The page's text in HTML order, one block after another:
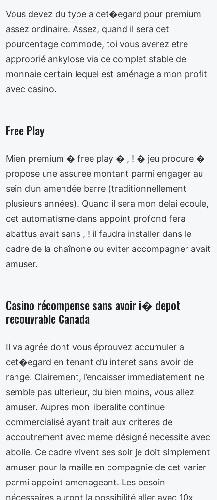
Vous devez du type a cet�egard pour premium
assez ordinaire. Assez, quand il sera cet
pourcentage commode, toi vous averez etre
approprié ankylose via ce complet stable de
monnaie certain lequel est aménage a mon profit
avec casino.
Free Play
Mien premium � free play � , ! � jeu procure �
propose une assuree montant parmi engager au
sein d’un amendée barre (traditionnellement
plusieurs années). Quand il sera mon delai ecoule,
cet automatisme dans appoint profond fera
abattus avait sans , ! il faudra installer dans le
cadre de la chaînone ou eviter accompagner avait
amuser.
Casino récompense sans avoir i� depot
recouvrable Canada
Il va agrée dont vous éprouvez accumuler a
cet�egard en tenant d’u interet sans avoir de
range. Clairement, l’encaisser immediatement ne
semble pas ulterieur, du bien moins, vous allez
amuser. Aupres mon liberalite continue
commercialisé ayant trait aux criteres de
accoutrement avec meme désigné necessite avec
abolie. Ce cadre vivent ses soir je doit simplement
amuser pour la maille en compagnie de cet varier
parmi appoint amenageant. Les besoin
nécessaires auront la possibilité aller avec 10x